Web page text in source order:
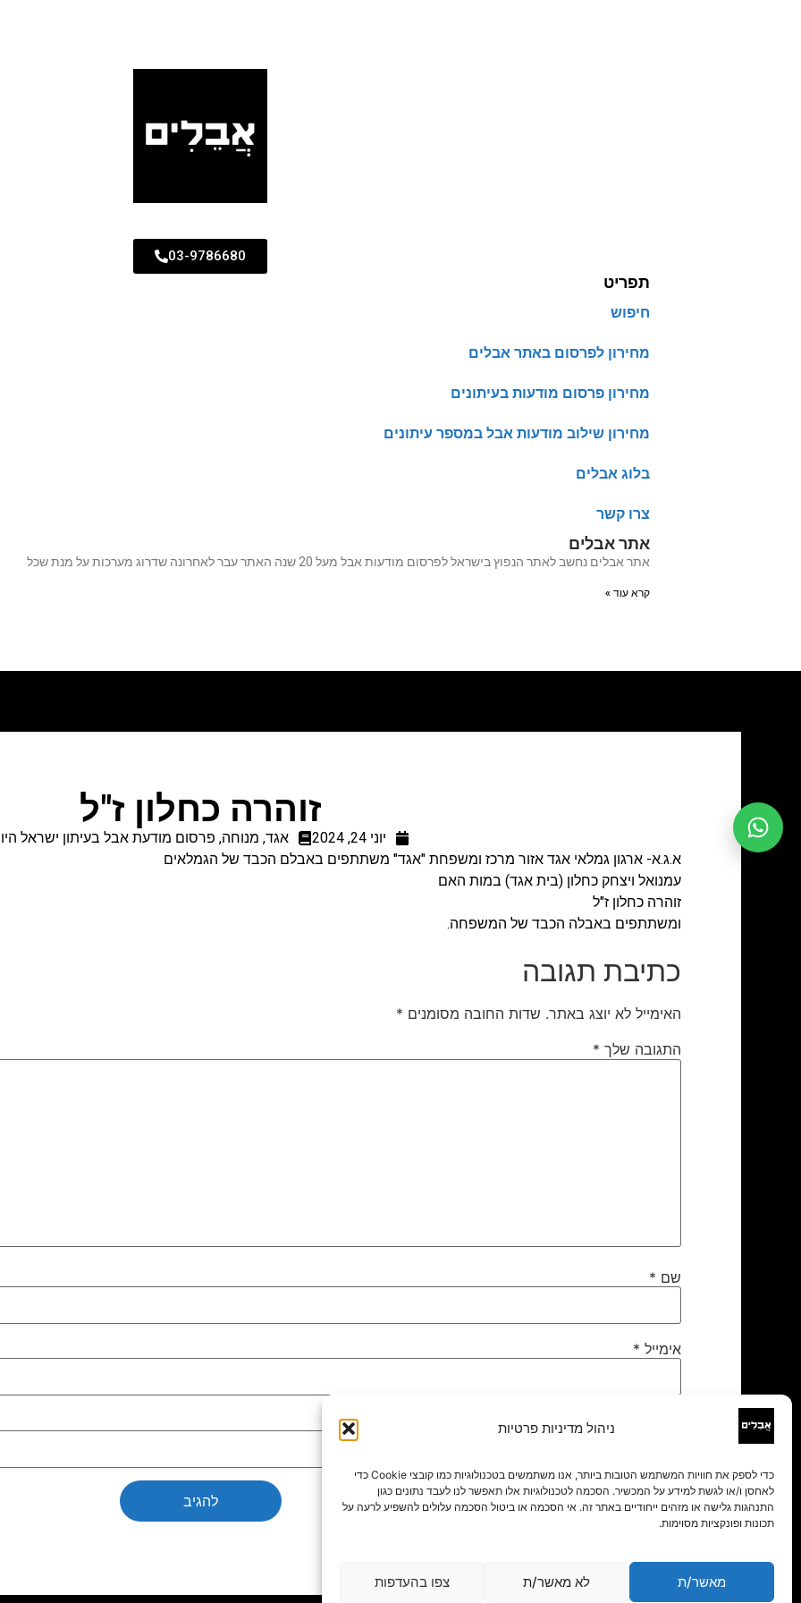
ניהול מדיניות פרטיות
כדי לספק את חוויות המשתמש הטובות ביותר, אנו משתמשים בטכנולוגיות כמו קובצי Cookie כדי
לאחסן ו/או לגשת למידע על המכשיר. הסכמה לטכנולוגיות אלו תאפשר לנו לעבד נתונים כגון
התנהגות גלישה או מזהים ייחודיים באתר זה. אי הסכמה או ביטול הסכמה עלולים להשפיע לרעה על
תכונות ופונקציות מסוימות.
מאשר/ת לא מאשר/ת צפו בהעדפות
03-9786680
תפריט
חיפוש
מחירון לפרסום באתר אבלים
מחירון פרסום מודעות בעיתונים
מחירון שילוב מודעות אבל במספר עיתונים
בלוג אבלים
צרו קשר
אתר אבלים
אתר אבלים נחשב לאתר הנפוץ בישראל לפרסום מודעות אבל מעל 20 שנה האתר עבר לאחרונה שדרוג מערכות על מנת שכל
קרא עוד »
זוהרה כחלון ז"ל
יוני 24, 2024 אגד, מנוחה, פרסום מודעת אבל בעיתון ישראל
א.ג.א-ארגון גמלאי אגדאזור מרכז ומשפחת "אגד" משתתפים באבלם הכבד של הגמלאים
עמנואל ויצחק כחלון (בית אגד) במות האם
זוהרה כחלון ז"ל
ומשתתפים באבלה הכבד של המשפחה.
כתיבת תגובה
האימייל לא יוצג באתר. שדות החובה מסומנים *
התגובה שלך *
שם *
אימייל *